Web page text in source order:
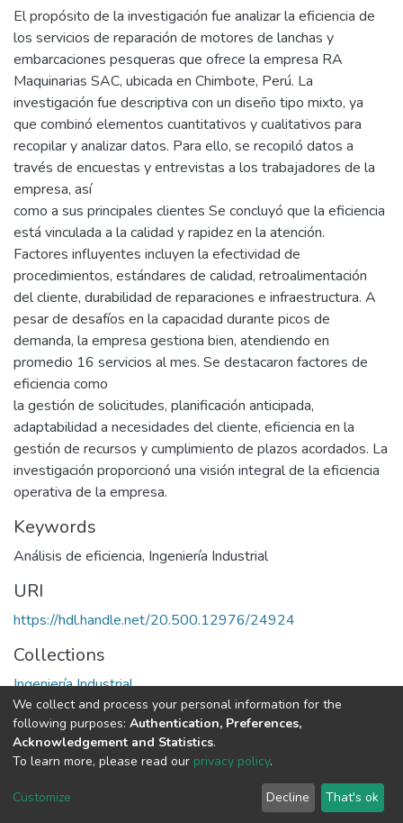
El propósito de la investigación fue analizar la eficiencia de
los servicios de reparación de motores de lanchas y
embarcaciones pesqueras que ofrece la empresa RA
Maquinarias SAC, ubicada en Chimbote, Perú. La
investigación fue descriptiva con un diseño tipo mixto, ya
que combinó elementos cuantitativos y cualitativos para
recopilar y analizar datos. Para ello, se recopiló datos a
través de encuestas y entrevistas a los trabajadores de la
empresa, así
como a sus principales clientes Se concluyó que la eficiencia
está vinculada a la calidad y rapidez en la atención.
Factores influyentes incluyen la efectividad de
procedimientos, estándares de calidad, retroalimentación
del cliente, durabilidad de reparaciones e infraestructura. A
pesar de desafíos en la capacidad durante picos de
demanda, la empresa gestiona bien, atendiendo en
promedio 16 servicios al mes. Se destacaron factores de
eficiencia como
la gestión de solicitudes, planificación anticipada,
adaptabilidad a necesidades del cliente, eficiencia en la
gestión de recursos y cumplimiento de plazos acordados. La
investigación proporcionó una visión integral de la eficiencia
operativa de la empresa.
Keywords
Análisis de eficiencia, Ingeniería Industrial
URI
https://hdl.handle.net/20.500.12976/24924
Collections
Ingeniería Industrial
Full item page
DSpace software copyright © 2002-2026
Cookie
End User
Agreement
Send
Feedback
We collect and process your personal information for the
following purposes: Authentication, Preferences,
Acknowledgement and Statistics.
To learn more, please read our privacy policy.
Customize Decline That's ok